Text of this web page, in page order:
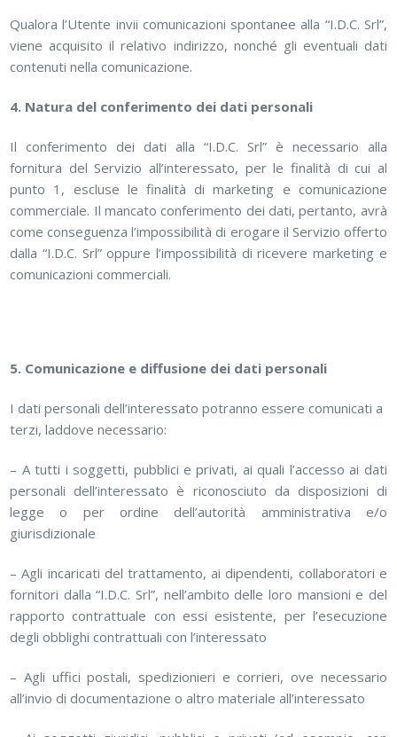
Qualora l’Utente invii comunicazioni spontanee alla “I.D.C. Srl”,
viene acquisito il relativo indirizzo, nonché gli eventuali dati
contenuti nella comunicazione.
4. Natura del conferimento dei dati personali
Il conferimento dei dati alla “I.D.C. Srl” è necessario alla
fornitura del Servizio all’interessato, per le finalità di cui al
punto 1, escluse le finalità di marketing e comunicazione
commerciale. Il mancato conferimento dei dati, pertanto, avrà
come conseguenza l’impossibilità di erogare il Servizio offerto
dalla “I.D.C. Srl” oppure l’impossibilità di ricevere marketing e
comunicazioni commerciali.
5. Comunicazione e diffusione dei dati personali
I dati personali dell’interessato potranno essere comunicati a
terzi, laddove necessario:
– A tutti i soggetti, pubblici e privati, ai quali l’accesso ai dati
personali dell’interessato è riconosciuto da disposizioni di
legge o per ordine dell’autorità amministrativa e/o
giurisdizionale
– Agli incaricati del trattamento, ai dipendenti, collaboratori e
fornitori dalla “I.D.C. Srl”, nell’ambito delle loro mansioni e del
rapporto contrattuale con essi esistente, per l’esecuzione
degli obblighi contrattuali con l’interessato
– Agli uffici postali, spedizionieri e corrieri, ove necessario
all’invio di documentazione o altro materiale all’interessato